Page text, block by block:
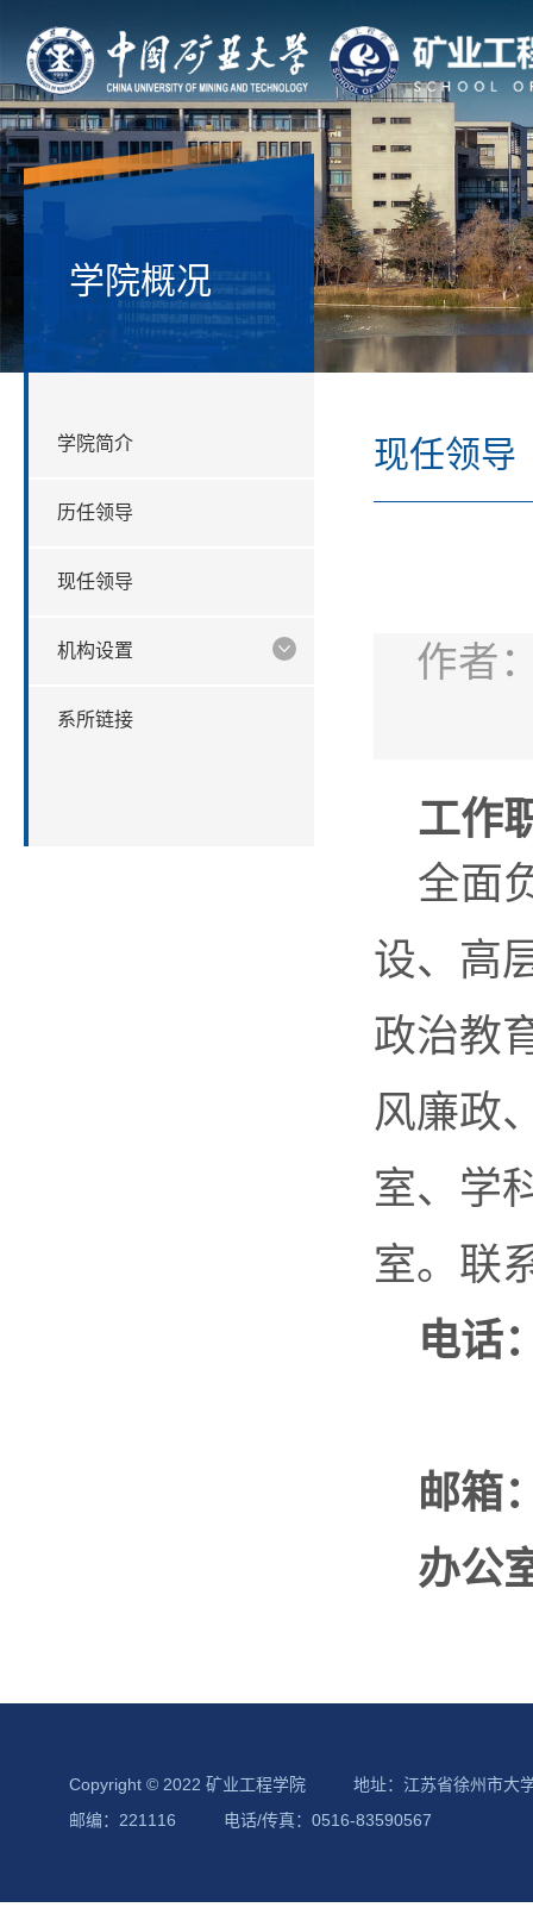
学院概况
学院简介
历任领导
现任领导
机构设置
系所链接
现任领导
作者
工作
全面
设、高
政治教
风廉政
室、学
室。联
电话
邮箱
办公
Copyright © 2022 矿业工程学院
地址：江苏省徐州市大
邮编：221116
电话/传真：0516-83590567